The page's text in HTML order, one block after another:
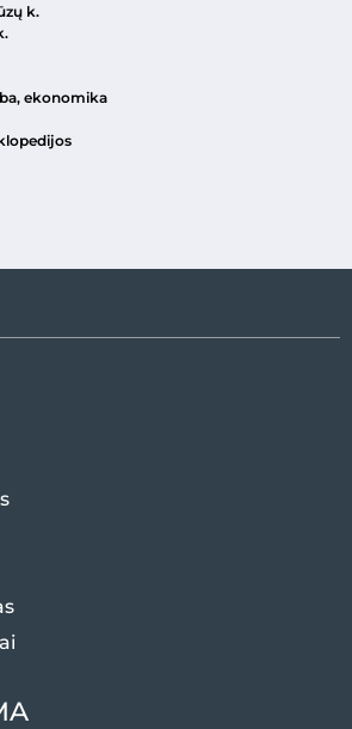
k.
ekonomika